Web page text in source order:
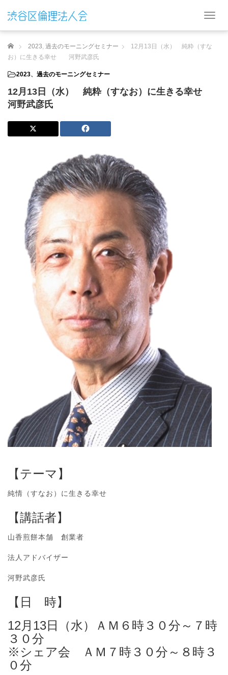
T
g
ホーム 2023, 過去のモーニングセミナー
12月13日（水） 純粋（すな
お）に生きる幸せ 河野武彦氏
2023、 過去のモーニングセミナー
12月13日（水） 純粋（すなお）に生きる幸せ
河野武彦氏
【テーマ】
純情（すなお）に生きる幸せ
【講話者】
山香煎餅本舗 創業者
法人アドバイザー
河野武彦氏
【日 時】
12月13日（水）ＡＭ６時３０分～７時
３０分
※シェア会 ＡＭ７時３０分～８時３
０分